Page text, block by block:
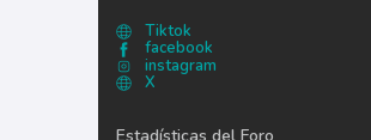
Tiktok
facebook
instagram
X